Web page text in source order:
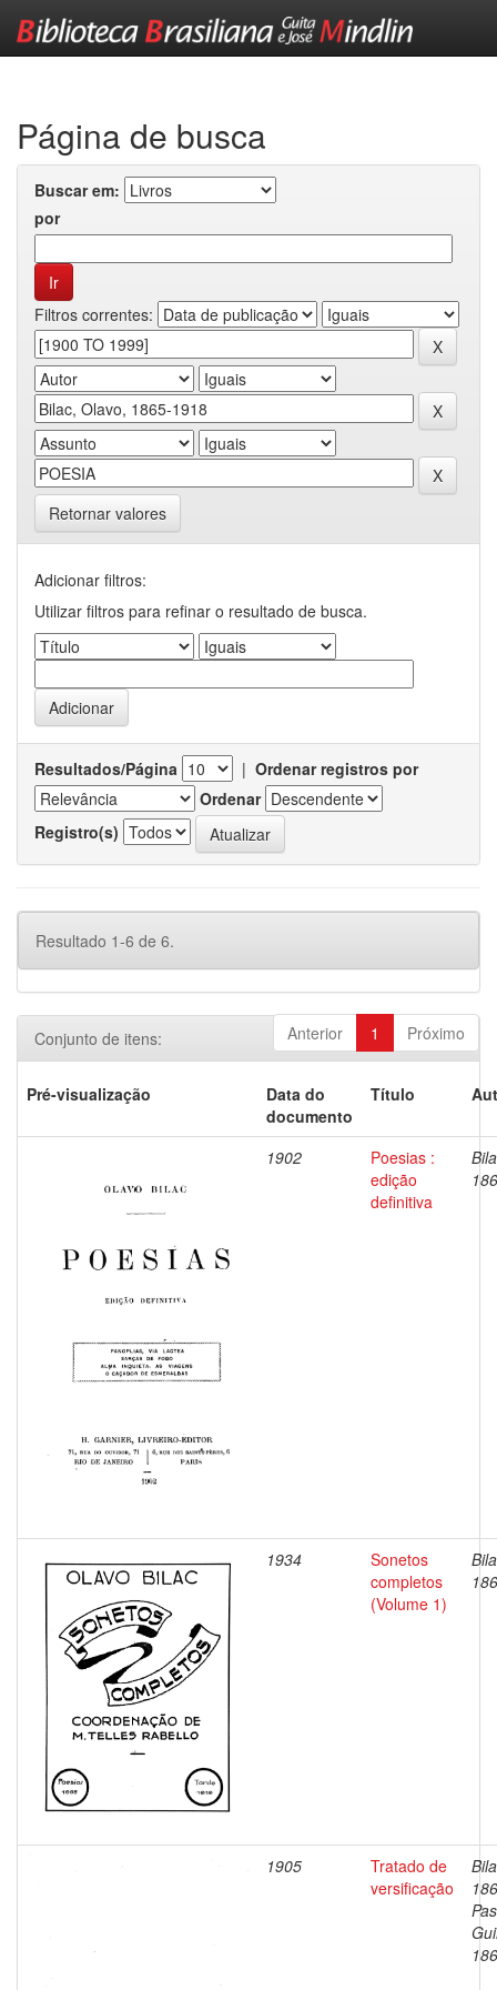
Página de busca
Buscar em:
por
Filtros correntes:
Retornar valores
Adicionar filtros:
Utilizar filtros para refinar o resultado de busca.
Resultados/Página | Ordenar registros por
Ordenar
Registro(s)
Resultado 1-6 de 6.
Anterior 1 Próximo
Conjunto de itens:
Pré-visualização
Data do
documento
Título
1902
Poesias :
edição
definitiva
1934
Sonetos
completos
(Volume 1)
1905
Tratado de
versificação